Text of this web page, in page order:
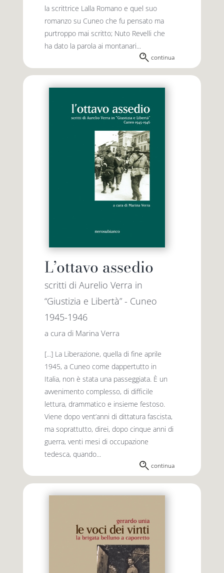
la scrittrice Lalla Romano e quel suo
romanzo su Cuneo che fu pensato ma
purtroppo mai scritto; Nuto Revelli che
ha dato la parola ai montanari...
continua
L’ottavo assedio
scritti di Aurelio Verra in
“Giustizia e Libertà” - Cuneo
1945-1946
a cura di Marina Verra
[...] La Liberazione, quella di fine aprile
1945, a Cuneo come dappertutto in
Italia, non è stata una passeggiata. È un
avvenimento complesso, di difficile
lettura, drammatico e insieme festoso.
Viene dopo vent’anni di dittatura fascista,
ma soprattutto, direi, dopo cinque anni di
guerra, venti mesi di occupazione
tedesca, quando...
continua